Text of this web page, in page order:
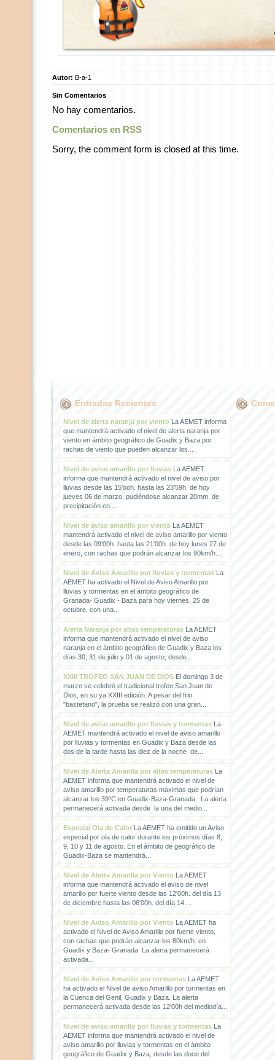
Autor: B-a-1
Sin Comentarios
No hay comentarios.
Comentarios en RSS
Sorry, the comment form is closed at this time.
Entradas Recientes
Nivel de alerta naranja por vientoLa AEMET informa
que mantendrá activado el nivel de alerta naranja por
viento en ámbito geográfico de Guadix y Baza por
rachas de viento que pueden alcanzar los...
Nivel de aviso amarillo por lluviasLa AEMET
informa que mantendrá activado el nivel de aviso por
lluvias desde las 15'ooh. hasta las 23'59h. de hoy
jueves 06 de marzo, pudiéndose alcanzar 20mm. de
precipitación en...
Nivel de aviso amarillo por vientoLa AEMET
mantendrá activado el nivel de aviso amarillo por viento
desde las 09'00h. hasta las 21'00h. de hoy lunes 27 de
enero, con rachas que podrán alcanzar los 90km/h....
Nivel de Aviso Amarillo por lluvias y tormentasLa
AEMET ha activado el Nivel de Aviso Amarillo por
lluvias y tormentas en el ámbito geográfico de
Granada- Guadix - Baza para hoy viernes, 25 de
octubre, con una...
Alerta Naranja por altas temperaturasLa AEMET
informa que mantendrá activado el nivel de aviso
naranja en el ámbito geográfico de Guadix y Baza los
días 30, 31 de julio y 01 de agosto, desde...
XXIII TROFEO SAN JUAN DE DIOSEl domingo 3 de
marzo se celebró el tradicional trofeo San Juan de
Dios, en su ya XXIII edición. A pesar del frio
"bastetano", la prueba se realizó con una gran...
Nivel de aviso amarillo por lluvias y tormentasLa
AEMET mantendrá activado el nivel de aviso amarillo
por lluvias y tormentas en Guadix y Baza desde las
dos de la tarde hasta las diez de la noche de...
Nivel de Alerta Amarilla por altas temperaturasLa
AEMET informa que mantendrá activado el nivel de
aviso amarillo por temperaturas máximas que podrían
alcanzar los 39ºC en Guadix-Baza-Granada. La alerta
permanecerá activada desde la una del medio...
Especial Ola de CalorLa AEMET ha emitido un Aviso
especial por ola de calor durante los próximos días 8,
9, 10 y 11 de agosto. En el ámbito de geográfico de
Guadix-Baza se mantendrá...
Nivel de Alerta Amarilla por VientoLa AEMET
informa que mantendrá activado el aviso de nivel
amarillo por fuerte viento desde las 12'00h. del día 13
de diciembre hasta las 06'00h. del día 14....
Nivel de Aviso Amarillo por VientoLa AEMET ha
activado el Nivel de Aviso Amarillo por fuerte viento,
con rachas que podrán alcanzar los 80km/h. en
Guadix y Baza- Granada. La alerta permanecerá
activada...
Nivel de Aviso Amarillo por tormentasLa AEMET
ha activado el Nivel de aviso Amarillo por tormentas en
la Cuenca del Genil, Guadix y Baza. La alerta
permanecerá activada desde las 12'00h del mediodía...
Nivel de aviso amarillo por lluvias y tormentasLa
AEMET informa que mantendrá activado el nivel de
aviso amarillo por lluvias y tormentas en el ámbito
geográfico de Guadix y Baza, desde las doce del